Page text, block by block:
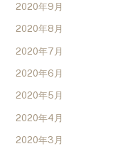
2020年9月
2020年8月
2020年7月
2020年6月
2020年5月
2020年4月
2020年3月